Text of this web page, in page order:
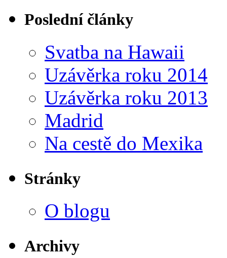
Poslední články
Svatba na Hawaii
Uzávěrka roku 2014
Uzávěrka roku 2013
Madrid
Na cestě do Mexika
Stránky
O blogu
Archivy